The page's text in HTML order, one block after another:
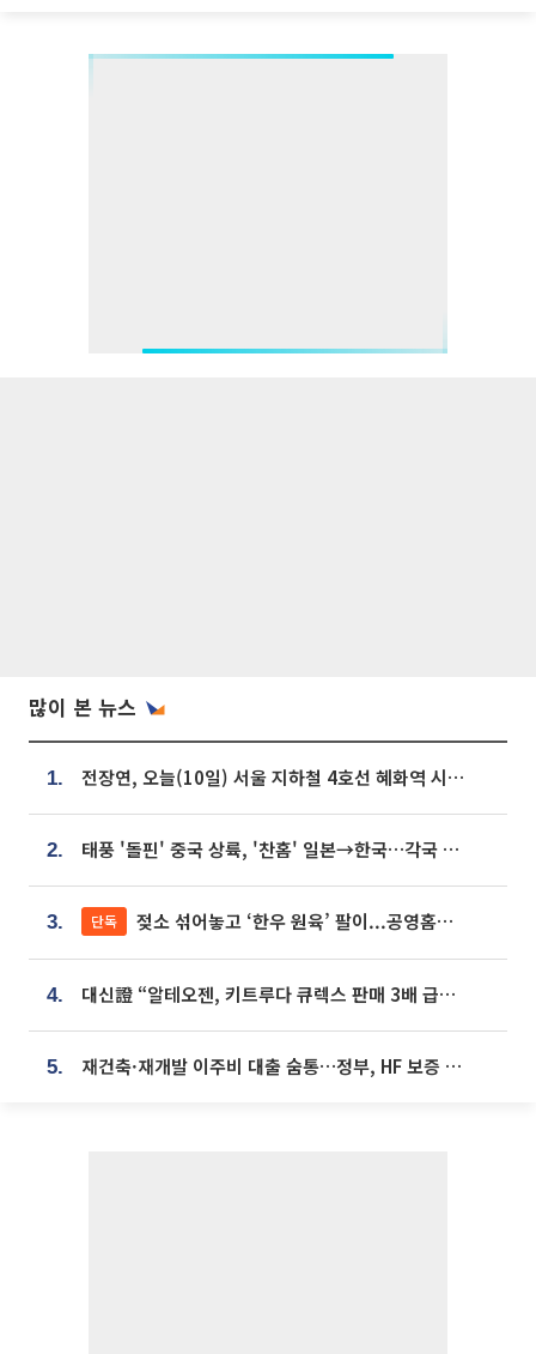
많이 본 뉴스
1. 전장연, 오늘(10일) 서울 지하철 4호선 혜화역 시위…1호선 용산역 무정차
2. 태풍 '돌핀' 중국 상륙, '찬홈' 일본→한국…각국 기상청 예상 경로는?
3. 단독 젖소 섞어놓고 ‘한우 원육’ 팔이...공영홈쇼핑 표기·검증 구멍
4. 대신證 “알테오젠, 키트루다 큐렉스 판매 3배 급증…목표가 41만원 상향”
5. 재건축·재개발 이주비 대출 숨통…정부, HF 보증 신설 추진